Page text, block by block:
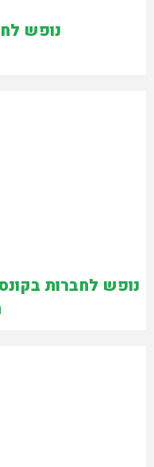
נופש
נופש לחברות